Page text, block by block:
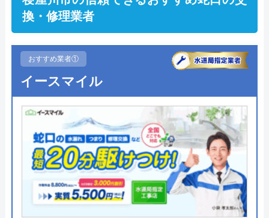
換・修理業者
おすすめ業者①
イースマイル